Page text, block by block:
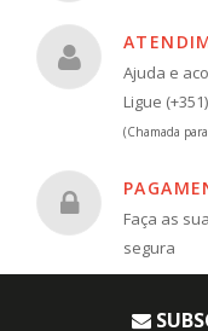
Ajuda e
Ligue
(Chamada
Faça as
segura